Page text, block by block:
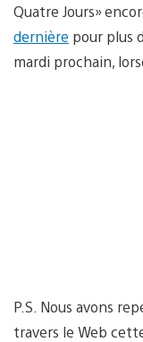
Quatre Jours»
dernière pour plus
mardi prochain,
P.S. Nous avons
travers le Web